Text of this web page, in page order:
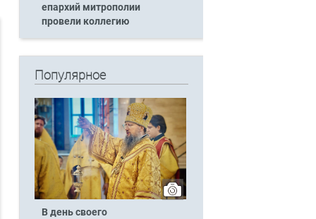
епархий митрополии
провели коллегию
Популярное
В день своего